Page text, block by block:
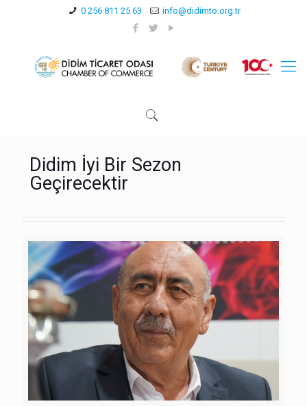
0 256 811 25 63 info@didimto.org.tr
Didim İyi Bir Sezon
Geçirecektir